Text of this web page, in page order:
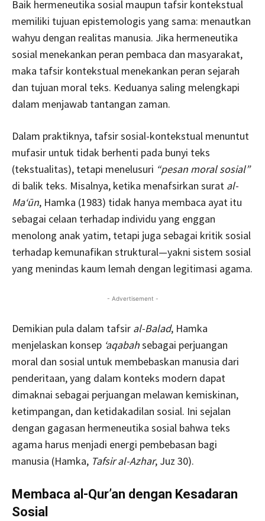
Baik hermeneutika sosial maupun tafsir kontekstual
memiliki tujuan epistemologis yang sama: menautkan
wahyu dengan realitas manusia. Jika hermeneutika
sosial menekankan peran pembaca dan masyarakat,
maka tafsir kontekstual menekankan peran sejarah
dan tujuan moral teks. Keduanya saling melengkapi
dalam menjawab tantangan zaman.
Dalam praktiknya, tafsir sosial-kontekstual menuntut
mufasir untuk tidak berhenti pada bunyi teks
(tekstualitas), tetapi menelusuri “pesan moral sosial”
di balik teks. Misalnya, ketika menafsirkan surat al-
Ma‘ūn, Hamka (1983) tidak hanya membaca ayat itu
sebagai celaan terhadap individu yang enggan
menolong anak yatim, tetapi juga sebagai kritik sosial
terhadap kemunafikan struktural—yakni sistem sosial
yang menindas kaum lemah dengan legitimasi agama.
- Advertisement -
Demikian pula dalam tafsir al-Balad, Hamka
menjelaskan konsep ‘aqabahsebagai perjuangan
moral dan sosial untuk membebaskan manusia dari
penderitaan, yang dalam konteks modern dapat
dimaknai sebagai perjuangan melawan kemiskinan,
ketimpangan, dan ketidakadilan sosial. Ini sejalan
dengan gagasan hermeneutika sosial bahwa teks
agama harus menjadi energi pembebasan bagi
manusia (Hamka, Tafsir al-Azhar, Juz 30).
Membaca al-Qur’an dengan Kesadaran
Sosial